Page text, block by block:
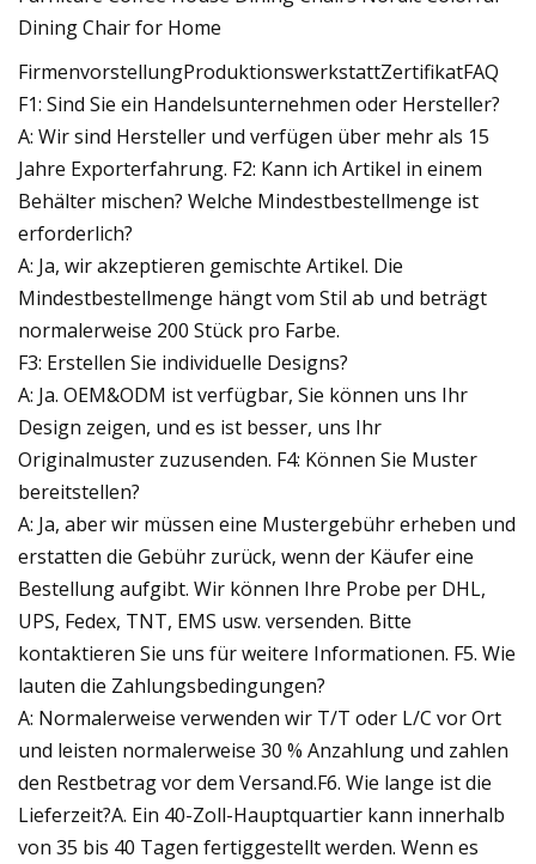
FirmenvorstellungProduktionswerkstattZertifikatFAQ
F1: Sind Sie ein Handelsunternehmen oder Hersteller?
A: Wir sind Hersteller und verfügen über mehr als 15
Jahre Exporterfahrung. F2: Kann ich Artikel in einem
Behälter mischen? Welche Mindestbestellmenge ist
erforderlich?
A: Ja, wir akzeptieren gemischte Artikel. Die
Mindestbestellmenge hängt vom Stil ab und beträgt
normalerweise 200 Stück pro Farbe.
F3: Erstellen Sie individuelle Designs?
A: Ja. OEM&ODM ist verfügbar, Sie können uns Ihr
Design zeigen, und es ist besser, uns Ihr
Originalmuster zuzusenden. F4: Können Sie Muster
bereitstellen?
A: Ja, aber wir müssen eine Mustergebühr erheben und
erstatten die Gebühr zurück, wenn der Käufer eine
Bestellung aufgibt. Wir können Ihre Probe per DHL,
UPS, Fedex, TNT, EMS usw. versenden. Bitte
kontaktieren Sie uns für weitere Informationen. F5. Wie
lauten die Zahlungsbedingungen?
A: Normalerweise verwenden wir T/T oder L/C vor Ort
und leisten normalerweise 30 % Anzahlung und zahlen
den Restbetrag vor dem Versand.F6. Wie lange ist die
Lieferzeit?A. Ein 40-Zoll-Hauptquartier kann innerhalb
von 35 bis 40 Tagen fertiggestellt werden. Wenn es